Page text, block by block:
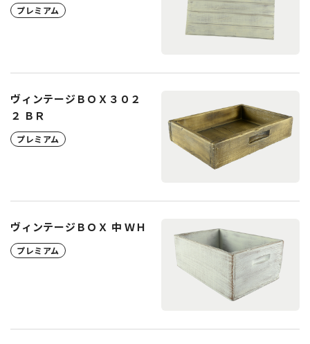
プレミアム
ヴィンテージＢＯＸ３０２
２ ＢＲ
プレミアム
ヴィンテージＢＯＸ 中 ＷＨ
プレミアム